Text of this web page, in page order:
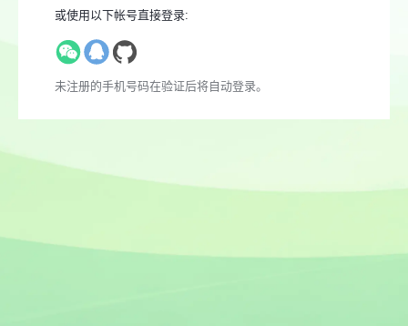
或使用以下帐号直接登录:
未注册的手机号码在验证后将自动登录。